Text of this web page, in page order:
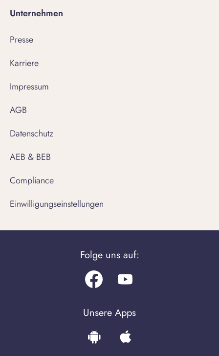
Unternehmen
Presse
Karriere
Impressum
AGB
Datenschutz
AEB & BEB
Compliance
Einwilligungseinstellungen
Folge uns auf:
FacebookYoutube.com
Unsere Apps
DownloadDownload